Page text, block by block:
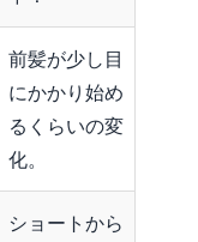
前髪が少し目
にかかり始め
るくらいの変
化。
ショートから